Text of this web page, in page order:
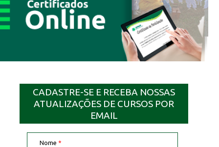
CADASTRE-SE E RECEBA NOSSAS
ATUALIZAÇÕES DE CURSOS POR
EMAIL
Nome *